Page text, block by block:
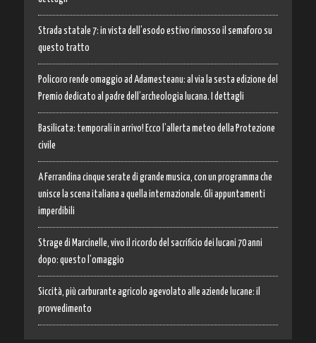
Strada statale 7: in vista dell’esodo estivo rimosso il semaforo su
questo tratto
Policoro rende omaggio ad Adamesteanu: al via la sesta edizione del
Premio dedicato al padre dell’archeologia lucana. I dettagli
Basilicata: temporali in arrivo! Ecco l’allerta meteo della Protezione
civile
A Ferrandina cinque serate di grande musica, con un programma che
unisce la scena italiana a quella internazionale. Gli appuntamenti
imperdibili
Strage di Marcinelle, vivo il ricordo del sacrificio dei lucani 70 anni
dopo: questo l’omaggio
Siccità, più carburante agricolo agevolato alle aziende lucane: il
provvedimento